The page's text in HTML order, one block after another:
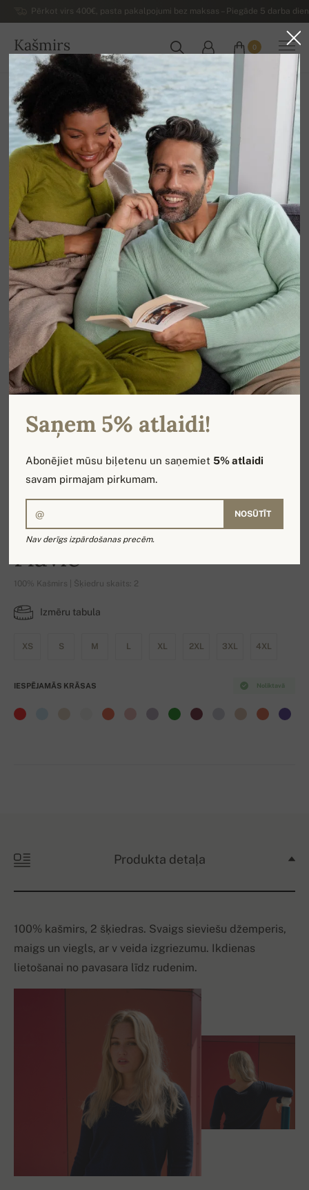
Pērkot virs 400€, pasta pakalpojumi bez maksas – Piegāde 5 darba
Kašmirs
LATVIJA
0
Uz mājām
Luksusa sieviešu kašmira džemperi
Sieviešu kašmira džemperi ar V veida izgriezumu
Flavie
100% Kašmirs | Šķiedru skaits: 2
Izmēru tabula
XS S M L XL 2XL 3XL 4XL
Noliktavā
IESPĒJAMĀS KRĀSAS
Produkta detaļa
100% kašmirs, 2 šķiedras. Svaigs sieviešu džemperis,
maigs un viegls, ar v veida izgriezumu. Ikdienas
lietošanai no pavasara līdz rudenim.
Saņem 5% atlaidi!
Abonējiet mūsu biļetenu un saņemiet5% atlaidi
savam pirmajam pirkumam.
NOSŪTĪT
Nav derīgs izpārdošanas precēm.